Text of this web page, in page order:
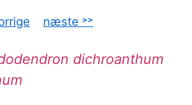
næste ˃˃
dichroanthum